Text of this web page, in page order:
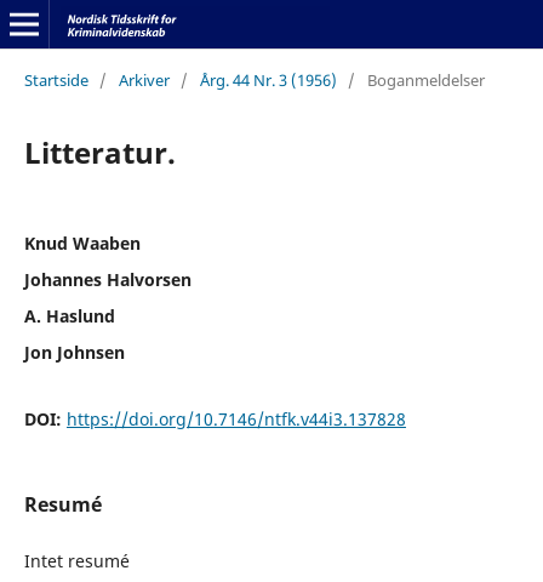
Startside / Arkiver / Årg. 44 Nr. 3 (1956) / Boganmeldelser
Litteratur.
Knud Waaben
Johannes Halvorsen
A. Haslund
Jon Johnsen
DOI: https://doi.org/10.7146/ntfk.v44i3.137828
Resumé
Intet resumé